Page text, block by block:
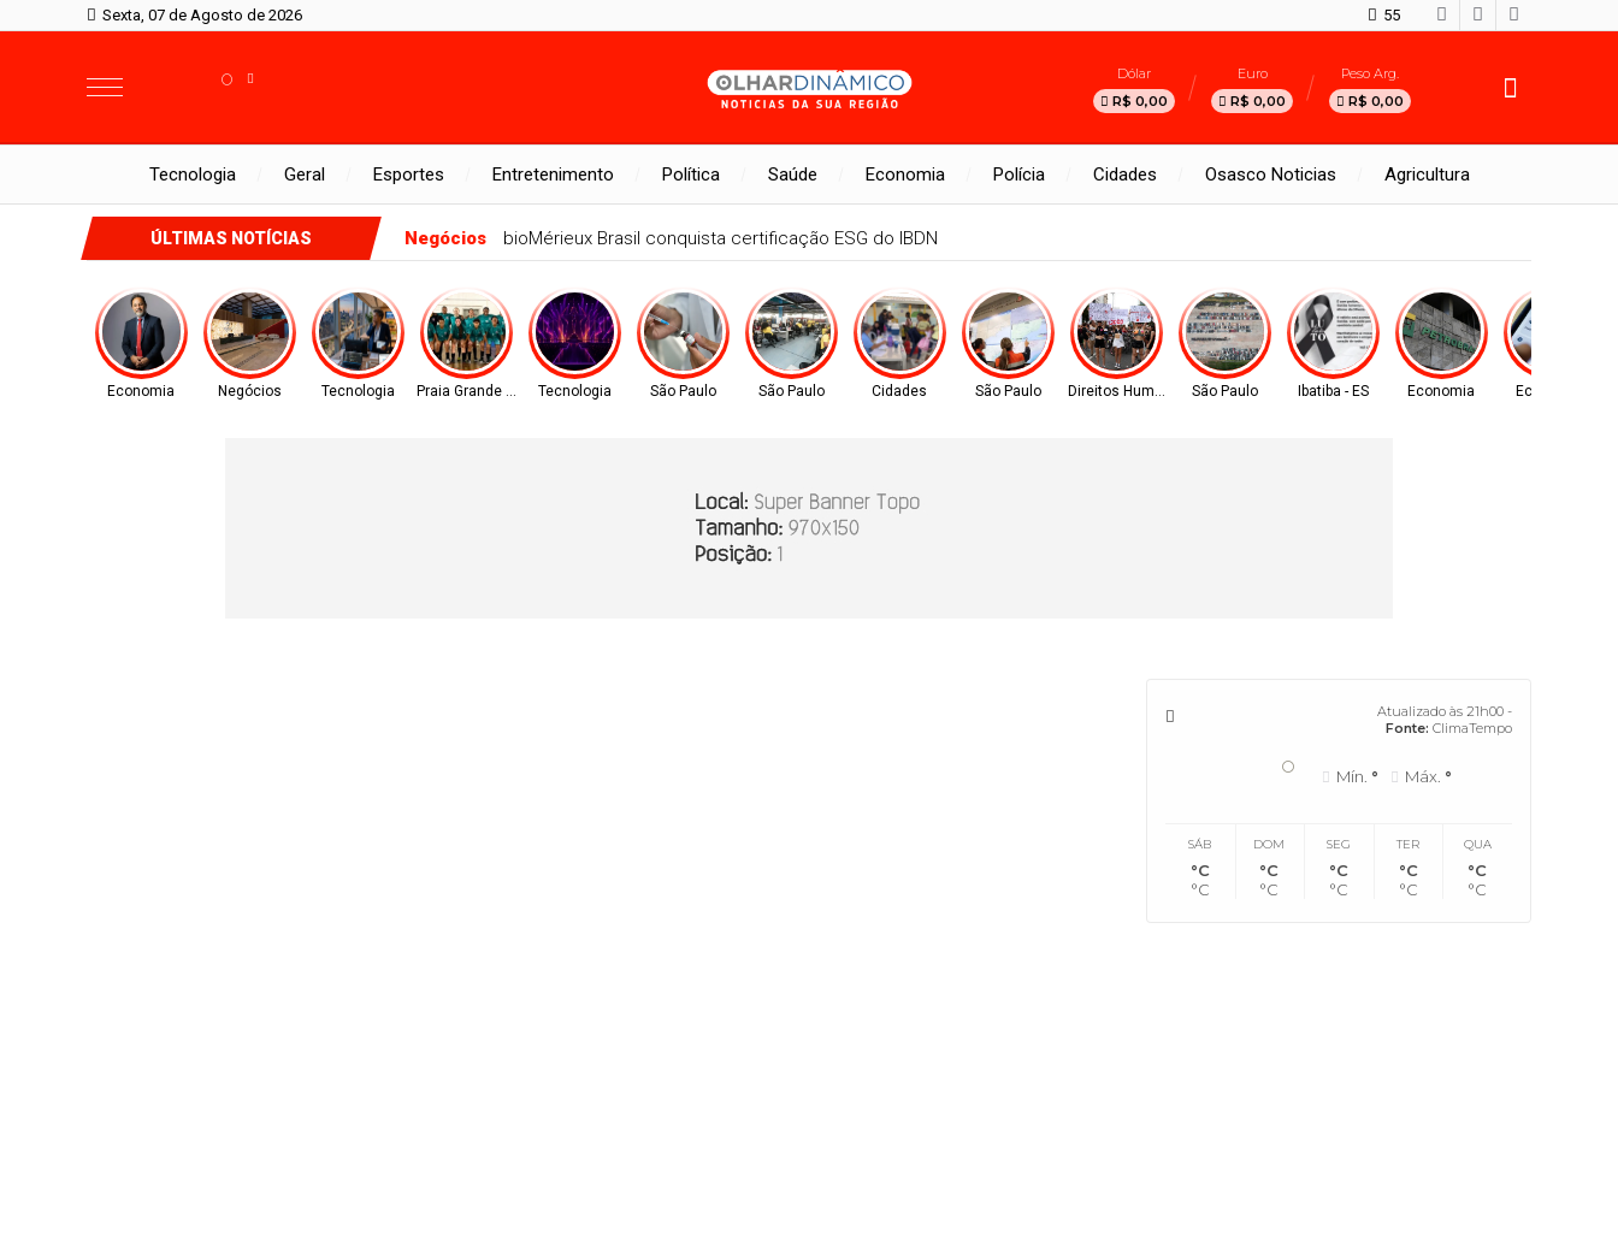
Sexta, 07 de Agosto de 2026 55
°
Dólar
R$ 0,00
Euro
R$ 0,00
Peso Arg.
R$ 0,00
Tecnologia Geral Esportes Entretenimento Política Saúde Economia Polícia Cidades Osasco Noticias Agricultura
ÚLTIMAS NOTÍCIAS Rio Preto - SP Rio Preto participa de implementações relativas à Reforma Tributária
Economia Negócios Tecnologia Praia Grande - SP Tecnologia São Paulo São Paulo Cidades São Paulo Direitos Humanos São Paulo Ibatiba - ES Economia Economia
Atualizado às 21h00 -
Fonte: ClimaTempo
° Mín. ° Máx. °
SÁB
°C
°C
DOM
°C
°C
SEG
°C
°C
TER
°C
°C
QUA
°C
°C